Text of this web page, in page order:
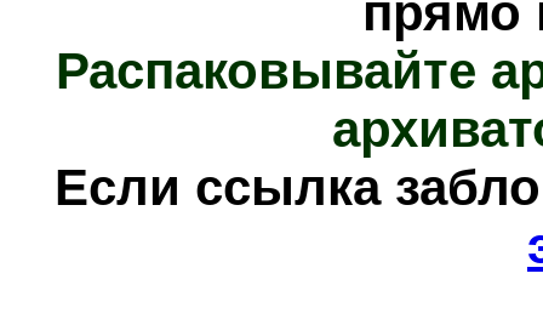
прямо
Распаковывайте
Если ссылка